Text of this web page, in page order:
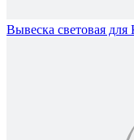
Вывеска световая